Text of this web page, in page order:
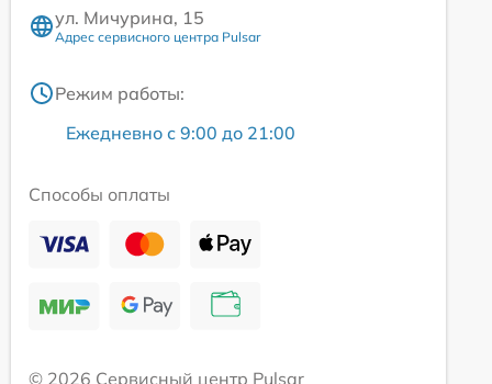
ул. Мичурина, 15
Адрес сервисного центра Pulsar
Режим работы:
Ежедневно с 9:00 до 21:00
Способы оплаты
© 2026 Сервисный центр Pulsar